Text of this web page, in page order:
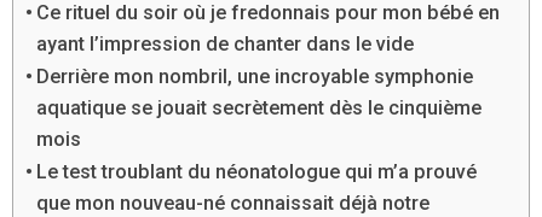
Ce rituel du soir où je fredonnais pour mon bébé en
ayant l’impression de chanter dans le vide
Derrière mon nombril, une incroyable symphonie
aquatique se jouait secrètement dès le cinquième
mois
Le test troublant du néonatologue qui m’a prouvé
que mon nouveau-né connaissait déjà notre